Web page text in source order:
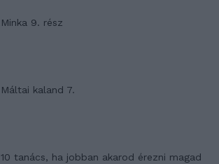
Minka 9. rész
Máltai kaland 7.
10 tanács, ha jobban akarod érezni magad